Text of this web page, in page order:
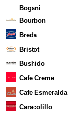
Bogani
Bourbon
Breda
Bristot
Bushido
Cafe Creme
Cafe Esmeralda
Caracolillo